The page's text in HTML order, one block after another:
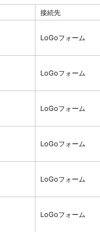
接続先
LoGoフォーム
LoGoフォーム
LoGoフォーム
LoGoフォーム
LoGoフォーム
LoGoフォーム